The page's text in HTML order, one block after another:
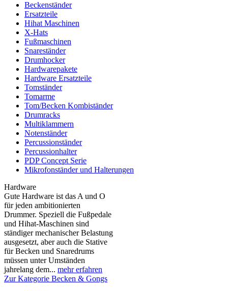
Beckenständer
Ersatzteile
Hihat Maschinen
X-Hats
Fußmaschinen
Snareständer
Drumhocker
Hardwarepakete
Hardware Ersatzteile
Tomständer
Tomarme
Tom/Becken Kombiständer
Drumracks
Multiklammern
Notenständer
Percussionständer
Percussionhalter
PDP Concept Serie
Mikrofonständer und Halterungen
Hardware
Gute Hardware ist das A und O
für jeden ambitionierten
Drummer. Speziell die Fußpedale
und Hihat-Maschinen sind
ständiger mechanischer Belastung
ausgesetzt, aber auch die Stative
für Becken und Snaredrums
müssen unter Umständen
jahrelang dem... mehr erfahren
Zur Kategorie Becken & Gongs